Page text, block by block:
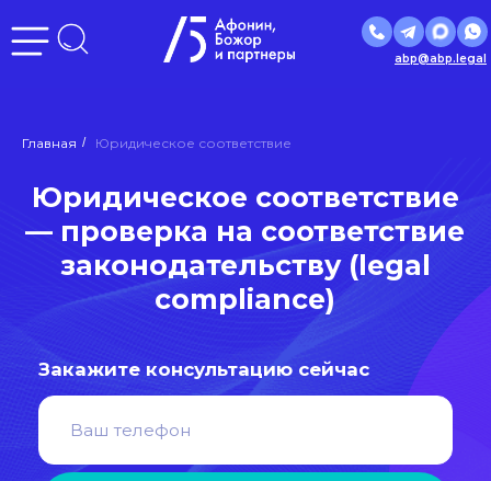
abp@abp.legal
Главная / Юридическое соответствие
Юридическое соответствие
законодательству (legal
compliance)
Закажите консультацию сейчас
Отправить
политикой обработки персональных данных